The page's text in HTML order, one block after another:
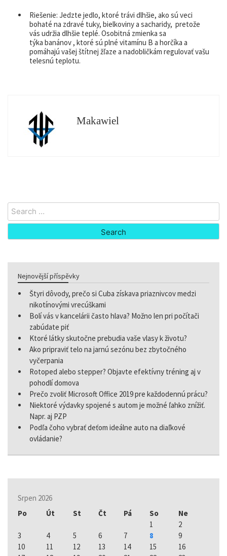
Riešenie: Jedzte jedlo, ktoré trávi dlhšie, ako sú veci
bohaté na zdravé tuky, bielkoviny a sacharidy, pretože
vás udržia dlhšie teplé. Osobitná zmienka sa
týka banánov , ktoré sú plné vitamínu B a horčíka a
pomáhajú vašej štítnej žľaze a nadobličkám regulovať vašu
telesnú teplotu.
Makawiel
Search
for:
Nejnovější příspěvky
Štyri dôvody, prečo si Cuba získava priaznivcov medzi
nikotínovými vrecúškami
Bolí vás v kancelárii často hlava? Možno len pri počítači
zabúdate piť
Ktoré látky skutočne prebudia vaše vlasy k životu?
Ako pripraviť telo na jarnú sezónu bez zbytočného
vyčerpania
Rotoped alebo stepper? Objavte efektívny tréning aj v
pohodlí domova
Prečo zvoliť Microsoft Office 2019 pre každodennú prácu?
Niektoré výdavky spojené s autom je možné ľahko znížiť.
Napr. aj PZP
Podľa čoho vybrať deťom ideálne auto na diaľkové
ovládanie?
Srpen 2026
Po
Út St Čt Pá So
Ne
1
2
3
4 5 6 7 8
9
10
11 12 13 14 15
16